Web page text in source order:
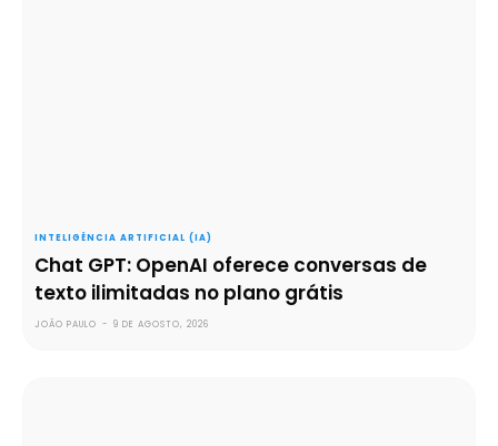
INTELIGÊNCIA ARTIFICIAL (IA)
Chat GPT: OpenAI oferece conversas de
texto ilimitadas no plano grátis
JOÃO PAULO - 9 DE AGOSTO, 2026